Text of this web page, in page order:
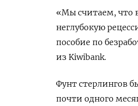
«Мы считаем, что
неглубокую
пособие по
из Kiwibank.
Фунт стерлингов
почти одного